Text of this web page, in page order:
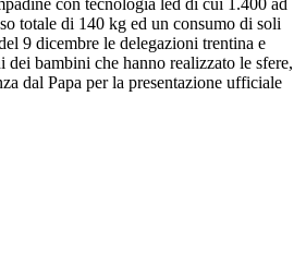
totale di 140 kg ed un consumo di soli
9 dicembre le delegazioni trentina e
dei bambini che hanno realizzato le sfere,
dal Papa per la presentazione ufficiale